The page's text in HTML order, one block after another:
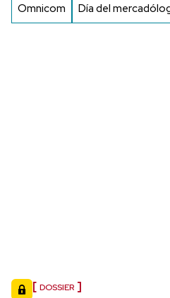
Omnicom Día del
DOSSIER